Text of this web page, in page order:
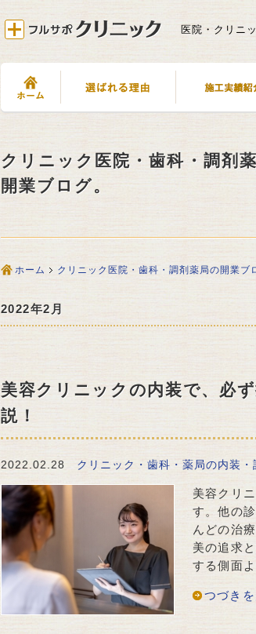
医院・クリニ
クリニック医院・歯科・調剤
開業ブログ。
ホーム クリニック医院・歯科・調剤薬局の開業ブ
2022年2月
美容クリニックの内装で、必
説！
2022.02.28 クリニック・歯科・薬局の内装・
美容クリ
す。他の
んどの治
美の追求
する側面
つづきを